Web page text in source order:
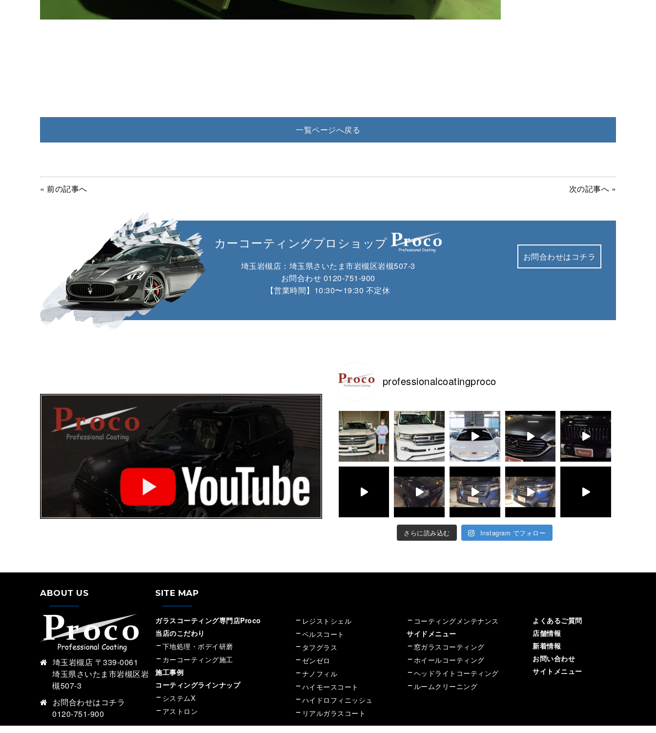
一覧ページへ戻る
« 前の記事へ 次の記事へ »
カーコーティングプロショップ
埼玉岩槻店： 埼玉県さいたま市岩槻区岩槻507-3
お問合わせ 0120-751-900
【営業時間】10:30〜19:30 不定休
お問合わせはコチラ
professionalcoatingproco
さらに読み込む Instagram でフォロー
ABOUT US
埼玉岩槻店 〒339-0061
埼玉県さいたま市岩槻区岩
槻507-3
お問合わせはコチラ
0120-751-900
SITE MAP
ガラスコーティング専門店Proco
当店のこだわり
下地処理・ボデイ研磨
カーコーティング施工
施工事例
コーティングラインナップ
システムX
アストロン
レジストシェル
ベルスコート
タフグラス
ゼンゼロ
ナノフィル
ハイモースコート
ハイドロフィニッシュ
リアルガラスコート
コーティングメンテナンス
サイドメニュー
窓ガラスコーティング
ホイールコーティング
ヘッドライトコーティング
ルームクリーニング
よくあるご質問
店舗情報
新着情報
お問い合わせ
サイトメニュー